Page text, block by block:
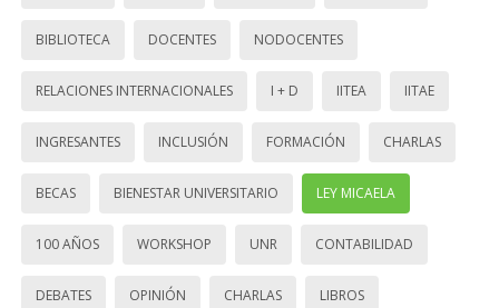
BIBLIOTECA DOCENTES NODOCENTES
RELACIONES INTERNACIONALES I + D IITEA IITAE
INGRESANTES INCLUSIÓN FORMACIÓN CHARLAS
BECAS BIENESTAR UNIVERSITARIO LEY MICAELA
100 AÑOS WORKSHOP UNR CONTABILIDAD
DEBATES OPINIÓN CHARLAS LIBROS